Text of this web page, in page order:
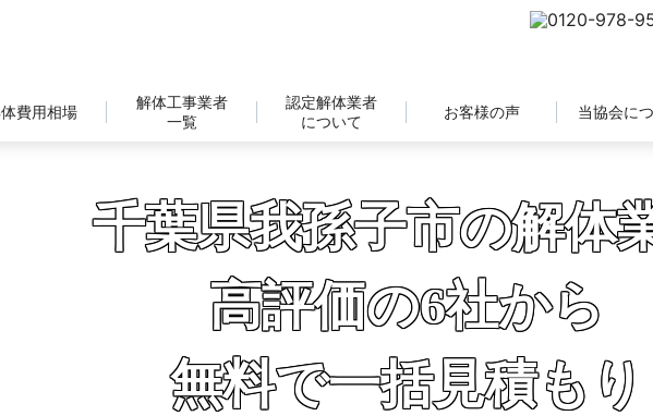
費用相場
解体工事業者
一覧
認定解体業者
について
お客様の声 当協会に
千葉県我孫子市の解体
高評価の6社から
無料で一括見積もり